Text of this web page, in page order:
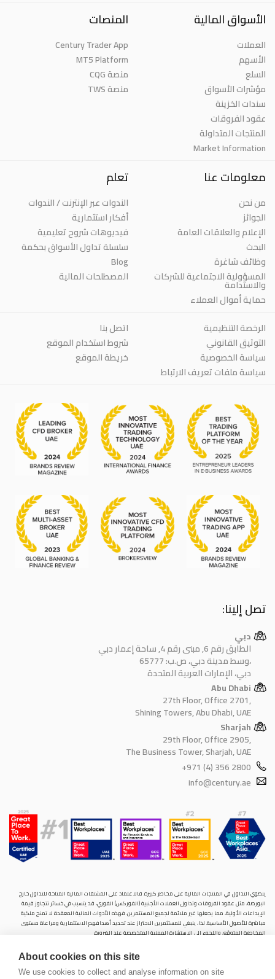
About cookies on this site
We use cookies to collect and analyse information on site
الأسواق المالية
العملات
الأسهم
السلع
مؤشرات الأسواق
سندات الخزينة
عقود الفروقات
المنتجات المتداولة
Market Information
المنصات
Century Trader App
MT5 Platform
منصة CQG
منصة TWS
معلومات عنا
من نحن
الجوائز
الإعلام والعلاقات العامة
البحث
وظائف شاغرة
المسؤولية الاجتماعية للشركات
والاستدامة
حماية أموال العملاء
تعلم
الندوات عبر الإنترنت / الندوات
أفكار استثمارية
فيديوهات شروح تعليمية
سلسلة تداول الأسواق بحكمة
Blog
المصطلحات المالية
الرخصة التنظيمية
التوثيق القانوني
سياسة الخصوصية
سياسة ملفات تعريف الارتباط
اتصل بنا
شروط استخدام الموقع
خريطة الموقع
تصل إلينا:
دبي
الطابق رقم 6, مبنى رقم 4, ساحة إعمار دبي
وسط مدينة دبي، ص.ب: 65777،
دبي، الإمارات العربية المتحدة
Abu Dhabi
27th Floor, Office 2701,
Shining Towers, Abu Dhabi, UAE
Sharjah
29th Floor, Office 2905,
The Business Tower, Sharjah, UAE
+971 (4) 356 2800
info@century.ae
ينطوي التداول في المنتجات المالية على مخاطر كبيرة. فالاعتماد على المشتقات المالية المتاحة للتداول خارح
البورصة، مثل عقود الفروقات وتداول العملات الأجنبية (الفوركس) الفوري، قد يتسبب في خسائر تتجاوز قيمة
الإيداعات الأولية، مما يجعلها غير ملائمة لجميع المستثمرين. فهذه الأدوات المالية المعقدة لا تمنح ملكية
مباشرة للأصول الأساسية. لذا، ينبغي للمستثمرين الاحتراز عند تحديد أهدافهم الاستثمارية ومراعاة مستوى
المخاطرة المتوقَع، واللجوء إلى الاستشارة المهنية المتخصصة عند الضرورة.
في دولة الإمارات العربية المتحدة، بموجب الترخيص رقم (20200000028) و(301044) لتولي أعمال الوساطة في
الأسواق الدولية، وتداول المشتقات المالية والعملات المتاحة للتداول خارج البورصة في سوق التداول الفوري،